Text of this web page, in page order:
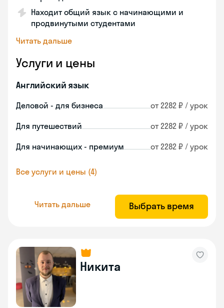
Находит общий язык с начинающими и
продвинутыми студентами
Читать дальше
Услуги и цены
Английский язык
Деловой - для бизнеса от 2282 ₽ / урок
Для путешествий от 2282 ₽ / урок
Для начинающих - премиум от 2282 ₽ / урок
Все услуги и цены (4)
Читать дальше Выбрать время
Никита